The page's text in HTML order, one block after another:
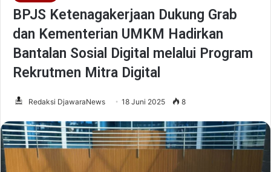
BPJS Ketenagakerjaan Dukung Grab
dan Kementerian UMKM Hadirkan
Bantalan Sosial Digital melalui Program
Rekrutmen Mitra Digital
Redaksi DjawaraNews 18 Juni 2025 8